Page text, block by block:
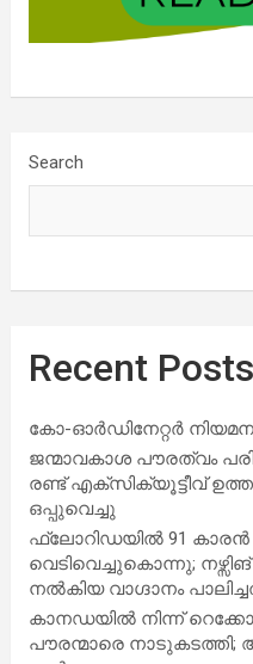
Search
Recent Posts
കോ-ഓർഡിനേറ്റർ
ജന്മാവകാശ പൗരത്വം
രണ്ട് എക്സിക്യൂട്ടീവ്
ഒപ്പുവെച്ചു
ഫ്ലോറിഡയിൽ 91
വെടിവെച്ചുകൊന്നു;
നൽകിയ വാഗ്ദാനം
കാനഡയിൽ നിന്ന്
പൗരന്മാരെ നാടുകടത്തി;